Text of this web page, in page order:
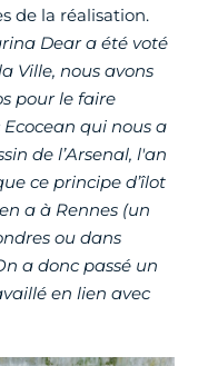
de la réalisation.
Dear a été voté
Ville, nous avons
pour le faire
qui nous a
de l’Arsenal, l'an
ce principe d’îlot
a à Rennes (un
ou dans
a donc passé un
en lien avec